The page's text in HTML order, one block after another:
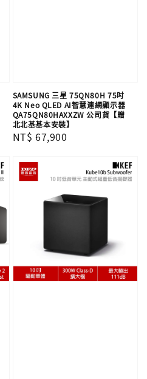
SAMSUNG 三星 75QN80H 75吋
4K Neo QLED AI智慧連網顯示器
QA75QN80HAXXZW 公司貨【贈
北北基基本安裝】
Regular
NT$ 67,900